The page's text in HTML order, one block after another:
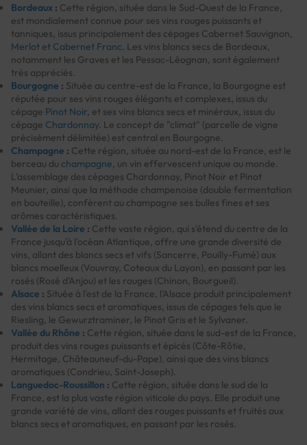
Bordeaux : Cette région, située dans le Sud-Ouest de la France,
est mondialement connue pour ses vins rouges puissants et
tanniques, issus principalement des cépages Cabernet Sauvignon,
Merlot et Cabernet Franc. Les vins blancs secs de Bordeaux,
notamment les Graves et les Pessac-Léognan, sont également
très appréciés.
Bourgogne : Située au centre-est de la France, la Bourgogne est
réputée pour ses vins rouges élégants et complexes, issus du
cépage Pinot Noir, et ses vins blancs secs et minéraux, issus du
cépage Chardonnay. Le concept de "climat" (parcelle de vigne
précisément délimitée) est central en Bourgogne.
Champagne : Cette région, située au nord-est de la France, est le
berceau du champagne, un vin effervescent unique au monde.
L'assemblage des cépages Chardonnay, Pinot Noir et Pinot
Meunier, ainsi que la méthode champenoise (double fermentation
en bouteille), confèrent au champagne ses bulles fines et ses
arômes caractéristiques.
Vallée de la Loire : Cette vaste région, qui s'étend du centre de la
France jusqu'à l'océan Atlantique, offre une grande diversité de
vins, allant des blancs secs et vifs (Sancerre, Pouilly-Fumé) aux
blancs moelleux (Vouvray, Coteaux du Layon), en passant par les
rosés (Rosé d'Anjou) et les rouges (Chinon, Bourgueil).
Alsace : Située à l'est de la France, l'Alsace produit principalement
des vins blancs secs et aromatiques, issus de cépages tels que le
Riesling, le Gewurztraminer, le Pinot Gris et le Sylvaner.
Vallée du Rhône : Cette région, située dans le sud-est de la France,
produit des vins rouges puissants et épicés (Côte-Rôtie,
Hermitage, Châteauneuf-du-Pape), ainsi que des vins blancs
aromatiques (Condrieu, Saint-Joseph).
Languedoc-Roussillon : Cette région, située dans le sud de la
France, est la plus vaste région viticole du pays. Elle produit une
grande variété de vins, allant des rouges puissants et fruités aux
blancs secs et aromatiques, en passant par les rosés.